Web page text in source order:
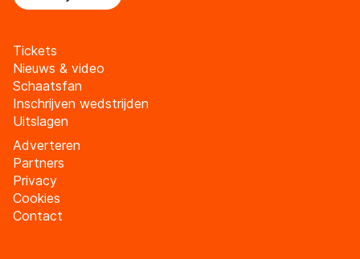
Tickets
Nieuws & video
Schaatsfan
Inschrijven wedstrijden
Uitslagen
Adverteren
Partners
Privacy
Cookies
Contact